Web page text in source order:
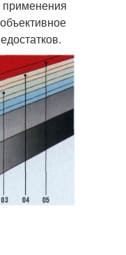
применения